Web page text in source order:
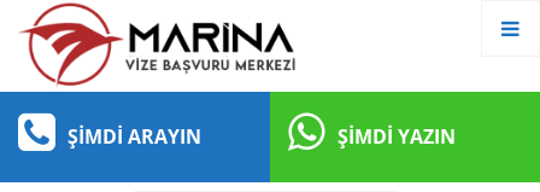
ŞIMDI ARAYIN ŞIMDI YAZIN